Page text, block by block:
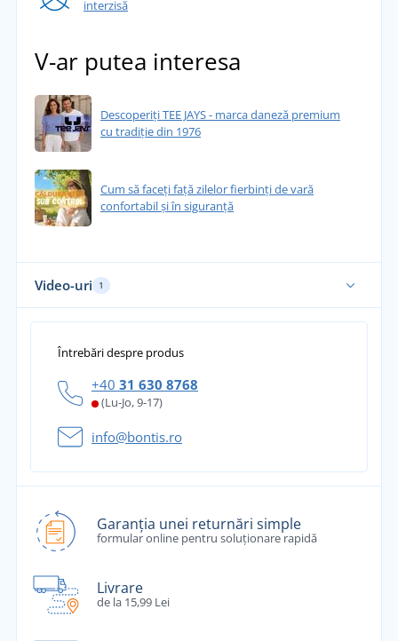
interzisă
V-ar putea interesa
Descoperiți TEE JAYS - marca daneză premium
cu tradiție din 1976
Cum să faceți față zilelor fierbinți de vară
confortabil și în siguranță
Video-uri 1
Întrebări despre produs
+40 31 630 8768
(Lu-Jo, 9-17)
info@bontis.ro
Garanția unei returnări simple
formular online pentru soluționare rapidă
Livrare
de la 15,99 Lei